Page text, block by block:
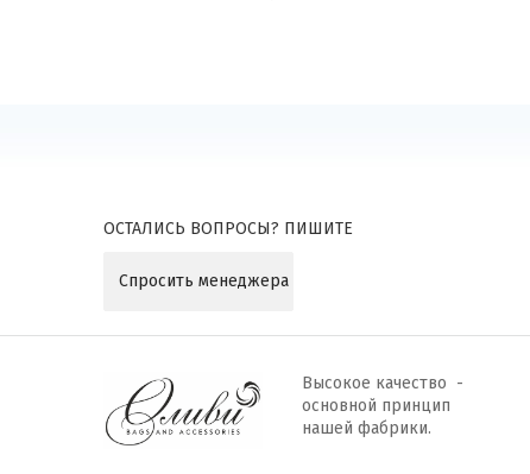
ОСТАЛИСЬ ВОПРОСЫ? ПИШИТЕ
Спросить менеджера
Высокое качество -
основной принцип
нашей фабрики.